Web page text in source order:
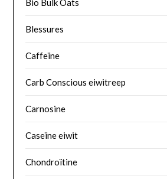
Bio Bulk Oats
Blessures
Caffeïne
Carb Conscious eiwitreep
Carnosine
Caseïne eiwit
Chondroïtine